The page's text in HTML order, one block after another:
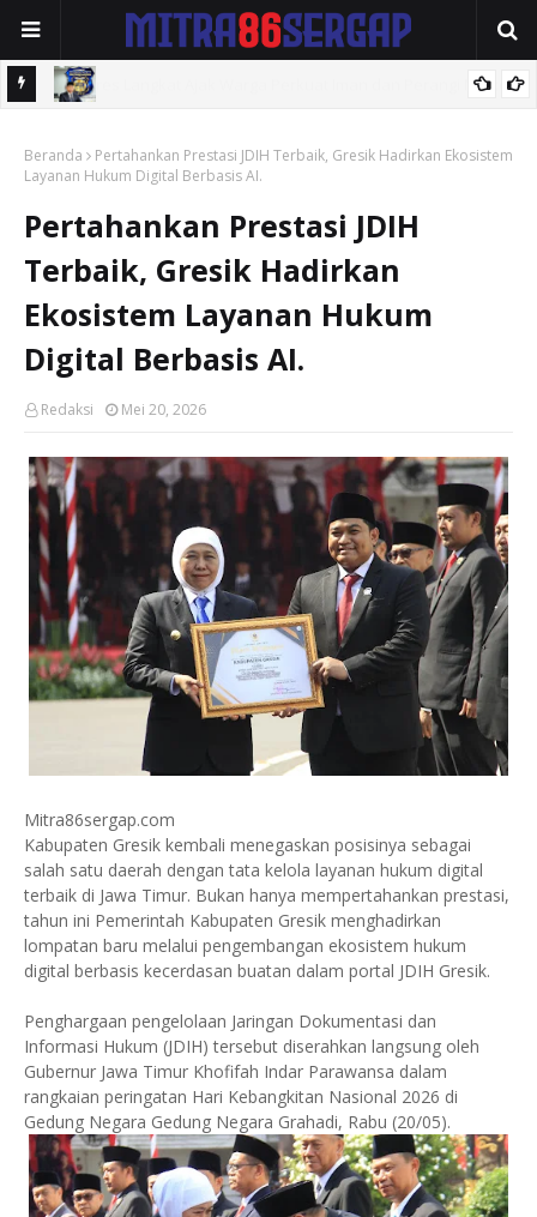
Kepedulian Sosial Medco kepada Masyarakat Aceh Timur
Beranda
Pertahankan Prestasi JDIH Terbaik, Gresik Hadirkan Ekosistem
Layanan Hukum Digital Berbasis AI.
Pertahankan Prestasi JDIH
Terbaik, Gresik Hadirkan
Ekosistem Layanan Hukum
Digital Berbasis AI.
Redaksi Mei 20, 2026
Mitra86sergap.com
Kabupaten Gresik kembali menegaskan posisinya sebagai
salah satu daerah dengan tata kelola layanan hukum digital
terbaik di Jawa Timur. Bukan hanya mempertahankan prestasi,
tahun ini Pemerintah Kabupaten Gresik menghadirkan
lompatan baru melalui pengembangan ekosistem hukum
digital berbasis kecerdasan buatan dalam portal JDIH Gresik.
Penghargaan pengelolaan Jaringan Dokumentasi dan
Informasi Hukum (JDIH) tersebut diserahkan langsung oleh
Gubernur Jawa Timur Khofifah Indar Parawansa dalam
rangkaian peringatan Hari Kebangkitan Nasional 2026 di
Gedung Negara Gedung Negara Grahadi, Rabu (20/05).